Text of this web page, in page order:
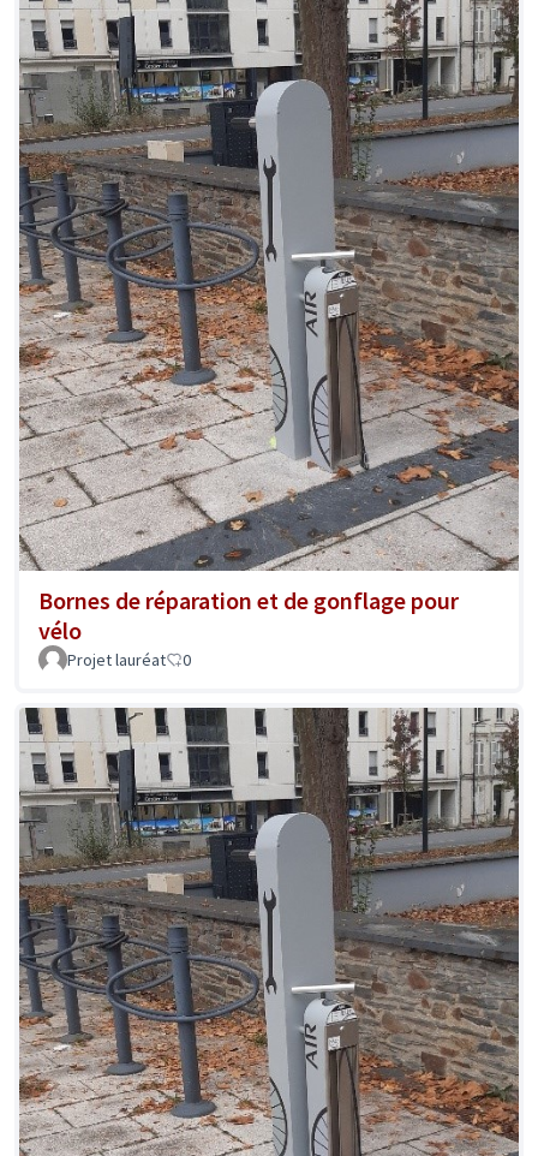
Bornes de réparation et de gonflage pour
vélo
Projet lauréat 0